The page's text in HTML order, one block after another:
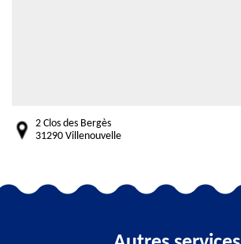
2 Clos des Bergès
31290 Villenouvelle